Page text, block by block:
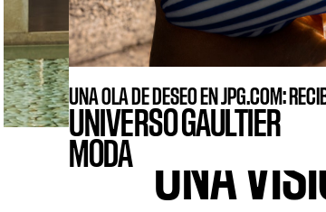
UNA OLA DE DESEO EN JPG.COM:
UNIVERSO GAULTIER
MODA
UNA